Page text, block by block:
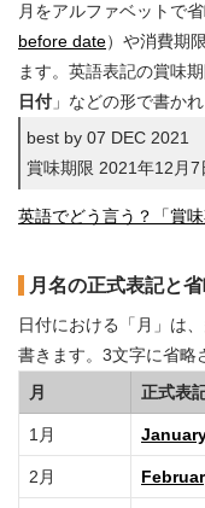
月をアルファベットで
before date）や消費期
ます。英語表記の賞味
日付」などの形で書かれ
best by 07 DEC 2021
賞味期限 2021年12月7
英語でどう言う？「賞
月名の正式表記と
日付における「月」は
書きます。3文字に省略
月
正式表
1月
2月